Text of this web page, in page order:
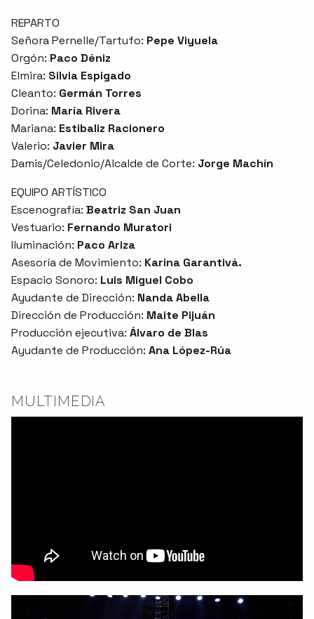
REPARTO
Señora Pernelle/Tartufo: Pepe Viyuela
Orgón: Paco Déniz
Elmira: Silvia Espigado
Cleanto: Germán Torres
Dorina: María Rivera
Mariana: Estibaliz Racionero
Valerio: Javier Mira
Damis/Celedonio/Alcalde de Corte: Jorge Machín
EQUIPO ARTÍSTICO
Escenografía: Beatriz San Juan
Vestuario: Fernando Muratori
Iluminación: Paco Ariza
Asesoría de Movimiento: Karina Garantivá.
Espacio Sonoro: Luis Miguel Cobo
Ayudante de Dirección: Nanda Abella
Dirección de Producción: Maite Pijuán
Producción ejecutiva: Álvaro de Blas
Ayudante de Producción: Ana López-Rúa
MULTIMEDIA